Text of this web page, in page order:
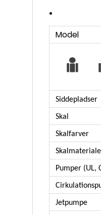
Model
Siddepladser
Skal
Skalfarver
Skalmateriale
Pumper (UL,
Jetpumpe